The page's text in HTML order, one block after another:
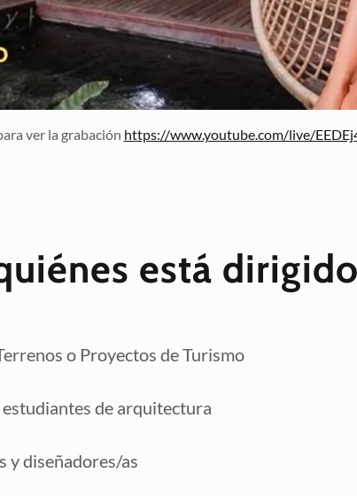
ver la grabación https://www.youtube.com/live/
está
o Proyectos de Turismo
de arquitectura
y diseñadores/as